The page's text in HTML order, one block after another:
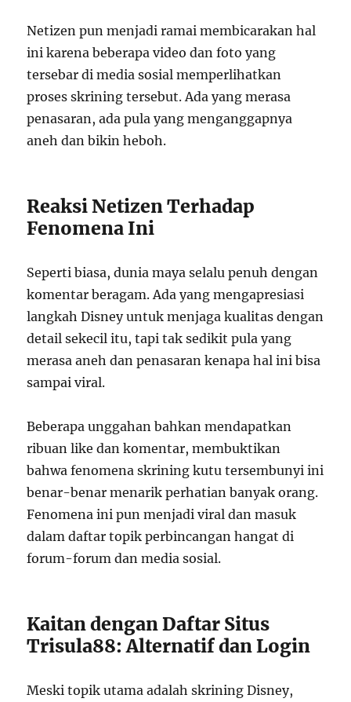
Netizen pun menjadi ramai membicarakan hal
ini karena beberapa video dan foto yang
tersebar di media sosial memperlihatkan
proses skrining tersebut. Ada yang merasa
penasaran, ada pula yang menganggapnya
aneh dan bikin heboh.
Reaksi Netizen Terhadap
Fenomena Ini
Seperti biasa, dunia maya selalu penuh dengan
komentar beragam. Ada yang mengapresiasi
langkah Disney untuk menjaga kualitas dengan
detail sekecil itu, tapi tak sedikit pula yang
merasa aneh dan penasaran kenapa hal ini bisa
sampai viral.
Beberapa unggahan bahkan mendapatkan
ribuan like dan komentar, membuktikan
bahwa fenomena skrining kutu tersembunyi ini
benar-benar menarik perhatian banyak orang.
Fenomena ini pun menjadi viral dan masuk
dalam daftar topik perbincangan hangat di
forum-forum dan media sosial.
Kaitan dengan Daftar Situs
Trisula88: Alternatif dan Login
Meski topik utama adalah skrining Disney,